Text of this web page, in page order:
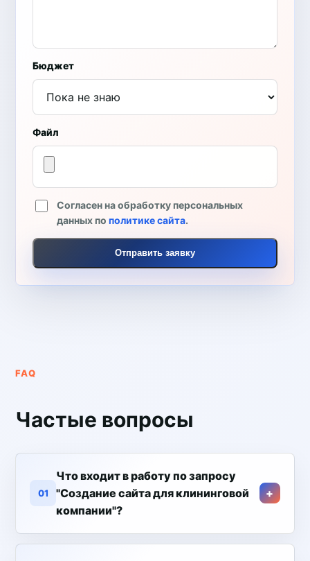
Бюджет
Файл
Согласен на обработку персональных
данных пополитике сайта.
Отправить заявку
FAQ
Частые вопросы
01
Что входит в работу по запросу
"Создание сайта для клининговой
компании"?